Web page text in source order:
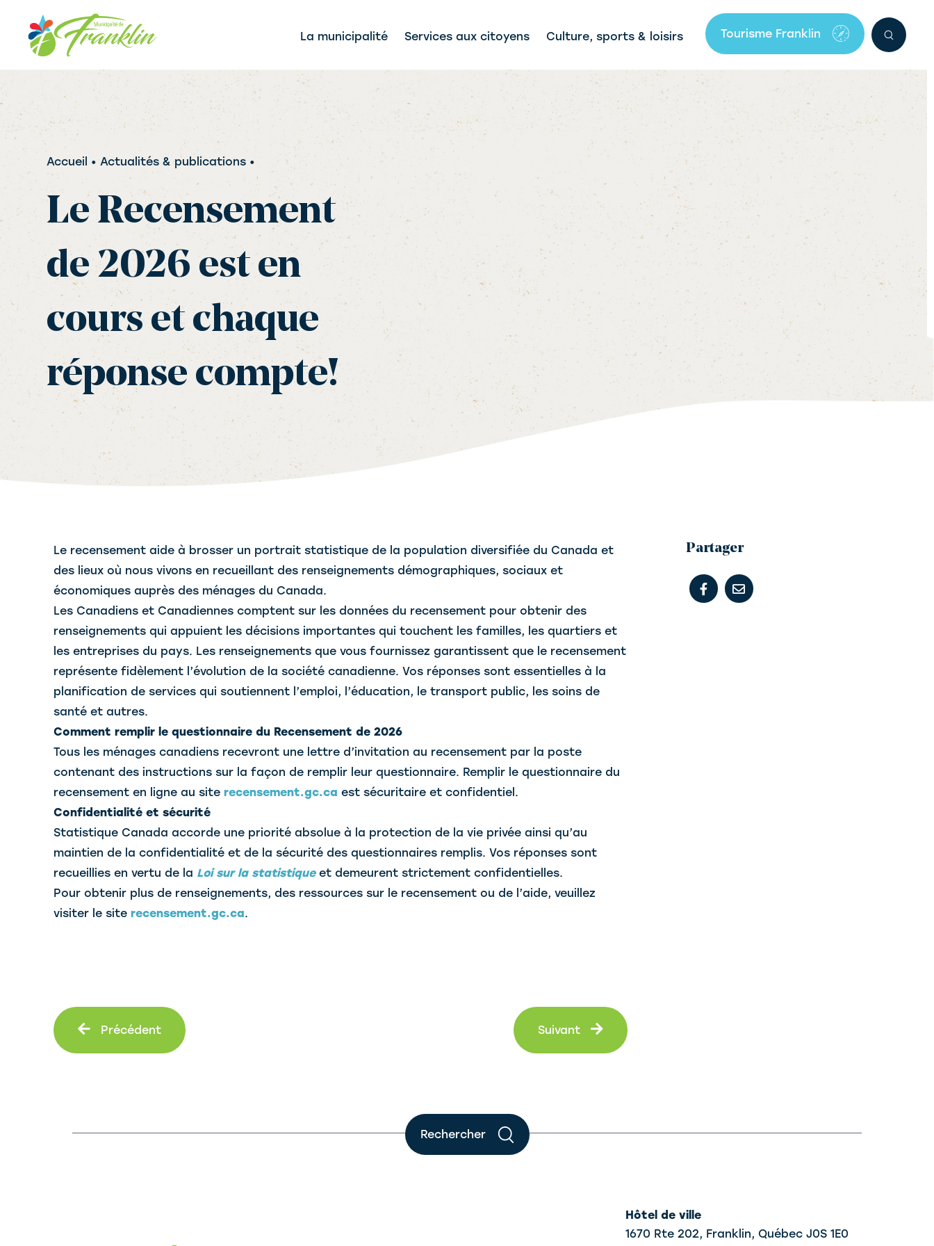
contenu
La municipalité Services aux citoyens Culture, sports & loisirs Tourisme Franklin
Accueil • Actualités & publications •
Le Recensement
de 2026 est en
cours et chaque
réponse compte!
Le recensement aide à brosser un portrait statistique de la population diversifiée du Canada et
des lieux où nous vivons en recueillant des renseignements démographiques, sociaux et
économiques auprès des ménages du Canada.
Les Canadiens et Canadiennes comptent sur les données du recensement pour obtenir des
renseignements qui appuient les décisions importantes qui touchent les familles, les quartiers et
les entreprises du pays. Les renseignements que vous fournissez garantissent que le recensement
représente fidèlement l’évolution de la société canadienne. Vos réponses sont essentielles à la
planification de services qui soutiennent l’emploi, l’éducation, le transport public, les soins de
santé et autres.
Comment remplir le questionnaire du Recensement de 2026
Tous les ménages canadiens recevront une lettre d’invitation au recensement par la poste
contenant des instructions sur la façon de remplir leur questionnaire. Remplir le questionnaire du
recensement en ligne au siterecensement.gc.ca est sécuritaire et confidentiel.
Confidentialité et sécurité
Statistique Canada accorde une priorité absolue à la protection de la vie privée ainsi qu’au
maintien de la confidentialité et de la sécurité des questionnaires remplis. Vos réponses sont
recueillies en vertu de la Loi sur la statistiqueet demeurent strictement confidentielles.
Pour obtenir plus de renseignements, des ressources sur le recensement ou de l’aide, veuillez
visiter le siterecensement.gc.ca.
Précédent Suivant
Suivant
Partager
Rechercher
Hôtel de ville
1670 Rte 202, Franklin, Québec J0S 1E0